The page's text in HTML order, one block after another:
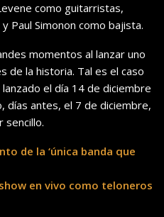
como guitarristas,
Paul Simonon como bajista.
momentos al lanzar uno
de la historia. Tal es el caso
lanzado el día 14 de diciembre
días antes, el 7 de diciembre,
sencillo.
de la ‘única banda que
en vivo como teloneros